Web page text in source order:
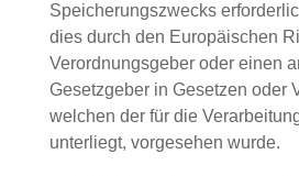
Speicherungszwecks
dies durch den Europäischen
Verordnungsgeber oder einen
Gesetzgeber in Gesetzen oder
welchen der für die
unterliegt, vorgesehen wurde.